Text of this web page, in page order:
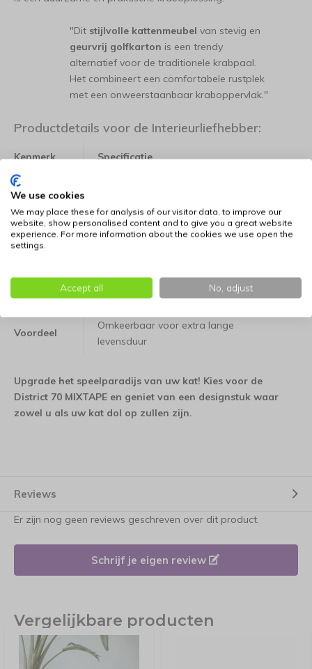
"Dit stijlvolle kattenmeubel van stevig en
geurvrij golfkarton is een trendy
alternatief voor de traditionele krabpaal.
Het combineert een comfortabele rustplek
met een onweerstaanbaar kraboppervlak."
Productdetails voor de Interieurliefhebber:
Kenmerk Specificatie
Materiaal
Design Originele cassetteband
Afmetingen 54 cm (l) x 31 cm (b) x 35 cm (h)
Voordeel
Omkeerbaar voor extra lange
levensduur
Upgrade het speelparadijs van uw kat! Kies voor de
District 70 MIXTAPE en geniet van een designstuk waar
zowel u als uw kat dol op zullen zijn.
Reviews
Er zijn nog geen reviews geschreven over dit product.
Schrijf je eigen review
Vergelijkbare producten
We use cookies
We may place these for analysis of our visitor data, to improve our
website, show personalised content and to give you a great website
experience. For more information about the cookies we use open the
settings.
Accept all No, adjust